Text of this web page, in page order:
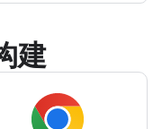
建